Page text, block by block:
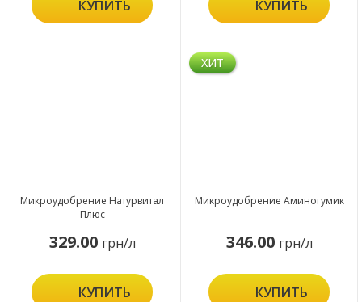
КУПИТЬ КУПИТЬ
Микроудобрение Натурвитал
Плюс
329.00 грн/л
КУПИТЬ
ХИТ
Микроудобрение Аминогумик
346.00 грн/л
КУПИТЬ